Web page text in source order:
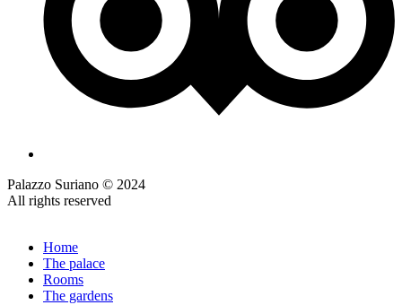
Palazzo Suriano © 2024
All rights reserved
Home
The palace
Rooms
The gardens